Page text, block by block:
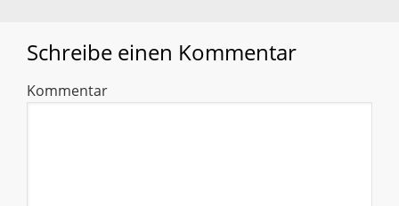
Schreibe einen Kommentar
Kommentar